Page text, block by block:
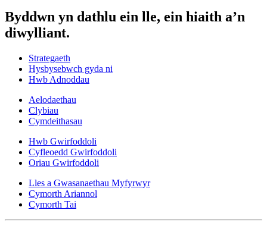
Byddwn yn dathlu ein lle, ein hiaith a’n
diwylliant.
Strategaeth
Hysbysebwch gyda ni
Hwb Adnoddau
Aelodaethau
Clybiau
Cymdeithasau
Hwb Gwirfoddoli
Cyfleoedd Gwirfoddoli
Oriau Gwirfoddoli
Lles a Gwasanaethau Myfyrwyr
Cymorth Ariannol
Cymorth Tai